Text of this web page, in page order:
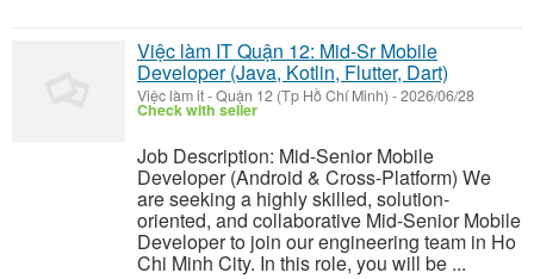
Việc làm IT Quận 12: Mid-Sr Mobile
Developer (Java, Kotlin, Flutter, Dart)
Việc làm it-Quận 12 (Tp Hồ Chí Minh) -2026/06/28
Check with seller
Job Description: Mid-Senior Mobile
Developer (Android & Cross-Platform) We
are seeking a highly skilled, solution-
oriented, and collaborative Mid-Senior Mobile
Developer to join our engineering team in Ho
Chi Minh City. In this role, you will be ...